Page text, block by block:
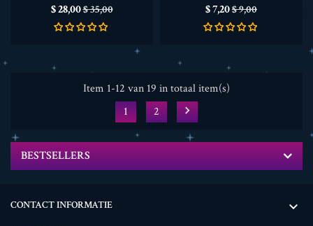
Prijs
$ 28,00Normale
prijs
$ 35,00
Prijs
$ 7,20Normale
prijs
$ 9,00
Item 1-12 van 19 in totaal item(s)
1
2 
BESTSELLERS
CONTACT INFORMATIE 